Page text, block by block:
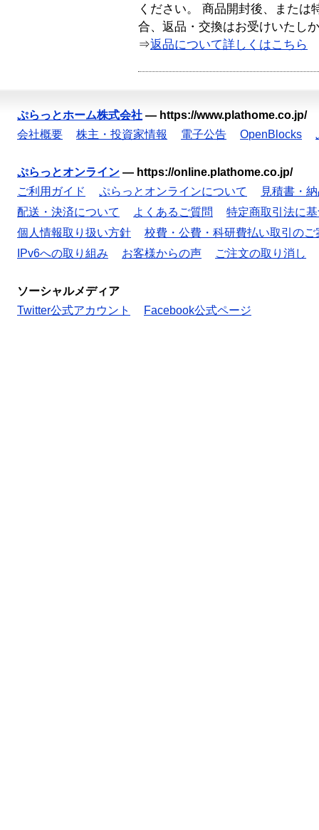
ください。 商品開封後、または
合、返品・交換はお受けいたし
⇒返品について詳しくはこちら
ぷらっとホーム株式会社 — https://www.plathome.co.jp/
会社概要
株主・投資家情報 電子公告 OpenBlocks
ぷらっとオンライン — https://online.plathome.co.jp/
ご利用ガイド
ぷらっとオンラインについて
見積書・
配送・決済について
よくあるご質問
特定商取引法に
個人情報取り扱い方針
校費・公費・科研費払い取引のご
IPv6への取り組み
お客様からの声 ご注文の取り消し
ソーシャルメディア
Twitter公式アカウント
Facebook公式ページ